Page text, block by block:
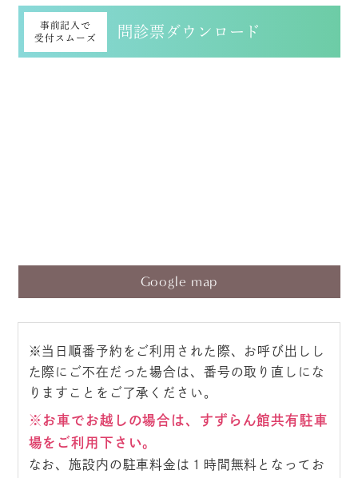
事前記入で
受付スムーズ
問診票ダウンロード
Google map
※当日順番予約をご利用された際、お呼び出しし
た際にご不在だった場合は、番号の取り直しにな
りますことをご了承ください。
※お車でお越しの場合は、すずらん館共有駐車
場をご利用下さい。
なお、施設内の駐車料金は１時間無料となってお